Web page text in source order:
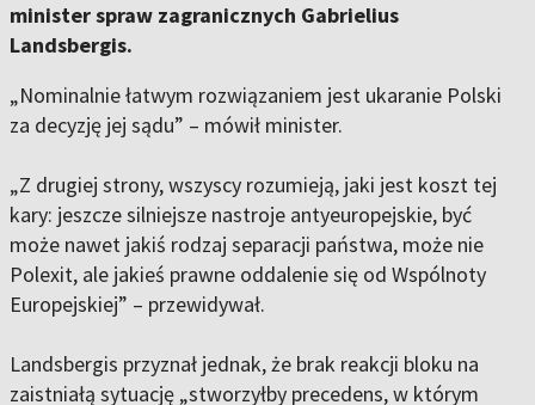
minister spraw zagranicznych Gabrielius
Landsbergis.
„Nominalnie łatwym rozwiązaniem jest ukaranie Polski
za decyzję jej sądu” – mówił minister.
„Z drugiej strony, wszyscy rozumieją, jaki jest koszt tej
kary: jeszcze silniejsze nastroje antyeuropejskie, być
może nawet jakiś rodzaj separacji państwa, może nie
Polexit, ale jakieś prawne oddalenie się od Wspólnoty
Europejskiej” – przewidywał.
Landsbergis przyznał jednak, że brak reakcji bloku na
zaistniałą sytuację „stworzyłby precedens, w którym